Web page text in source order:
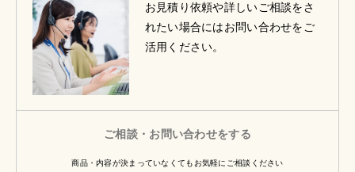
お見積り依頼や詳しいご相談をさ
れたい場合にはお問い合わせをご
活用ください。
ご相談・お問い合わせをする
商品・内容が決まっていなくてもお気軽にご相談ください